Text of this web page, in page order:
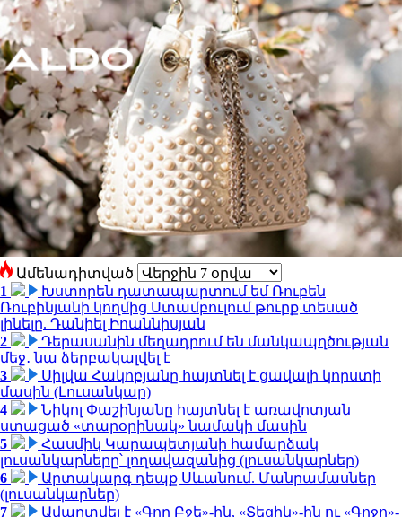
Ամենադիտված
1
Խստորեն դատապարտում եմ Ռուբեն
Ռուբինյանի կողմից Ստամբուլում թուրք տեսած
լինելը. Դանիել Իոաննիսյան
2
Դերասանին մեղադրում են մանկապղծության
մեջ․ նա ձերբակալվել է
3
Սիլվա Հակոբյանը հայտնել է ցավալի կորստի
մասին (Լուսանկար)
4
Նիկոլ Փաշինյանը հայտնել է առավոտյան
ստացած «տարօրինակ» նամակի մասին
5
Հասմիկ Կարապետյանի համարձակ
լուսանկարները՝ լողավազանից (լուսանկարներ)
6
Արտակարգ դեպք Սևանում. Մանրամասներ
(լուսանկարներ)
7
Ավարտվել է «Գող Բջե»-ին, «Տեցիկ»-ին ու «Գոջո»-